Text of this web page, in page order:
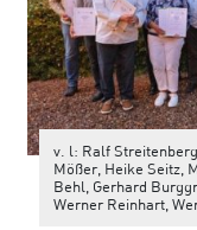
v. l: Ralf
Mößer, Heike Seitz,
Behl, Gerhard
Werner Reinhart,